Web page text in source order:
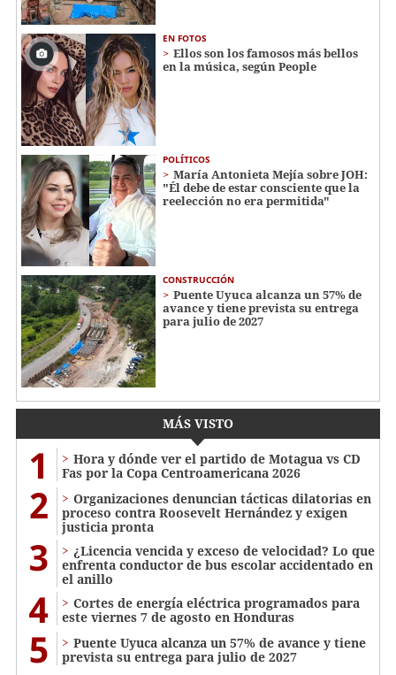
EN FOTOS
Ellos son los famosos más bellos
en la música, según People
POLÍTICOS
María Antonieta Mejía sobre JOH:
"Él debe de estar consciente que la
reelección no era permitida"
CONSTRUCCIÓN
Puente Uyuca alcanza un 57% de
avance y tiene prevista su entrega
para julio de 2027
MÁS VISTO
1
Hora y dónde ver el partido de Motagua vs CD
Fas por la Copa Centroamericana 2026
2
Organizaciones denuncian tácticas dilatorias en
proceso contra Roosevelt Hernández y exigen
justicia pronta
3
¿Licencia vencida y exceso de velocidad? Lo que
enfrenta conductor de bus escolar accidentado en
el anillo
4
Cortes de energía eléctrica programados para
este viernes 7 de agosto en Honduras
5
Puente Uyuca alcanza un 57% de avance y tiene
prevista su entrega para julio de 2027